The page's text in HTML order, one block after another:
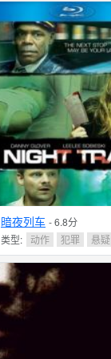
暗夜列车 - 6.8分
类型:
动作 犯罪 悬疑